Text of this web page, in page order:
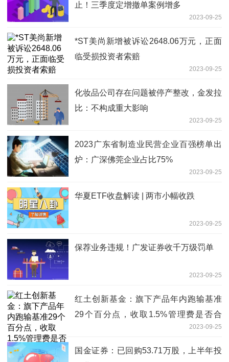
止！三季度定增撤单案例增多
2023-09-25
*ST美尚新增被诉讼2648.06万元，正面
临受损投资者索赔
2023-09-25
化妆品公司存在问题被停产整改，金发拉
比：不构成重大影响
2023-09-25
2023广东省制造业民营企业百强榜单出
炉：广深佛莞企业占比75%
2023-09-25
华夏ETF收盘解读 | 两市小幅收跌
2023-09-25
保荐业务违规！广发证券收千万级罚单
2023-09-25
红土创新基金：旗下产品年内跑输基准
29个百分点，收取1.5%管理费是否合
2023-09-25
国金证券：已回购53.71万股，上半年投